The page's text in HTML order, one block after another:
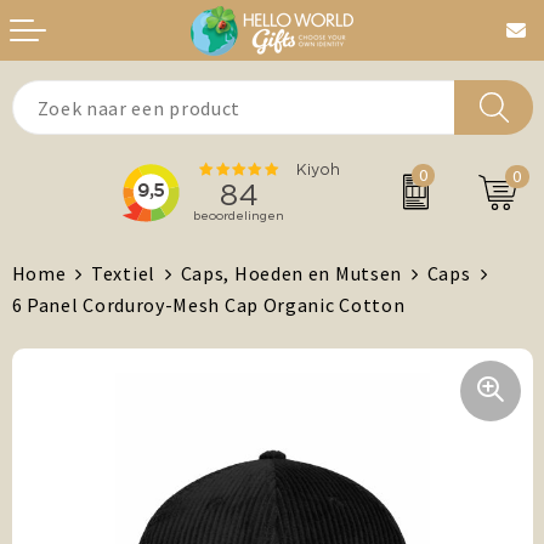
0 0
Agenda's + Kalenders
Auto en Fiets
Drinkwaren, Servies en Lunch
Feest / Festival artikelen
Beurzen & Events
Chocolade
MVO/Duurzame geschenken
Home Textiel Caps, Hoeden en Mutsen
Caps
6 Panel Corduroy-Mesh Cap Organic Cotton